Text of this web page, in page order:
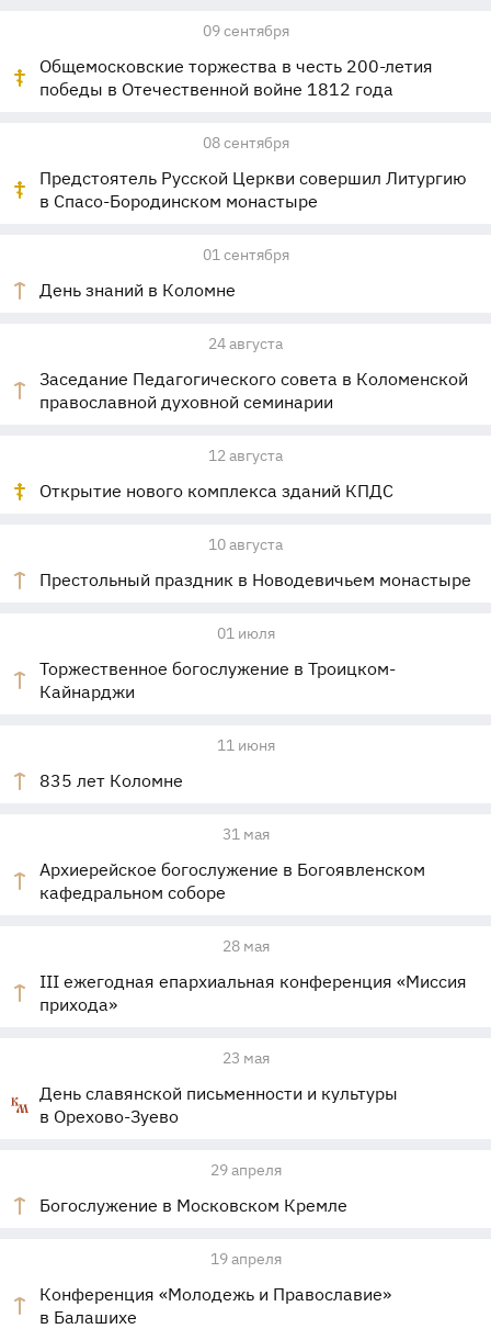
09 сентября
Общемосковские торжества в честь 200-летия
победы в Отечественной войне 1812 года
08 сентября
Предстоятель Русской Церкви совершил Литургию
в Спасо-Бородинском монастыре
01 сентября
День знаний в Коломне
24 августа
Заседание Педагогического совета в Коломенской
православной духовной семинарии
12 августа
Открытие нового комплекса зданий КПДС
10 августа
Престольный праздник в Новодевичьем монастыре
01 июля
Торжественное богослужение в Троицком-
Кайнарджи
11 июня
835 лет Коломне
31 мая
Архиерейское богослужение в Богоявленском
кафедральном соборе
28 мая
III ежегодная епархиальная конференция «Миссия
прихода»
23 мая
День славянской письменности и культуры
в Орехово-Зуево
29 апреля
Богослужение в Московском Кремле
19 апреля
Конференция «Молодежь и Православие»
в Балашихе